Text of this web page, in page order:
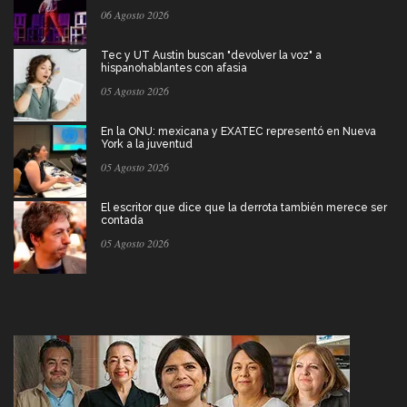
06 Agosto 2026
Tec y UT Austin buscan "devolver la voz" a
hispanohablantes con afasia
05 Agosto 2026
En la ONU: mexicana y EXATEC representó en Nueva
York a la juventud
05 Agosto 2026
El escritor que dice que la derrota también merece ser
contada
05 Agosto 2026